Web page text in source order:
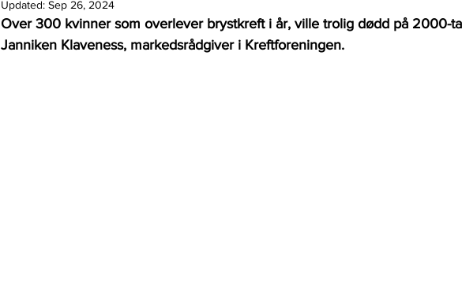
Updated: Sep 26, 2024
Over 300 kvinner som overlever brystkreft i år, ville trolig dødd på 2000-
Janniken Klaveness, markedsrådgiver i Kreftforeningen.